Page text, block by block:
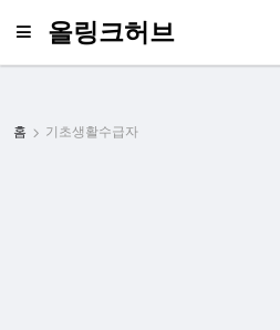
올링크허브
홈 기초생활수급자